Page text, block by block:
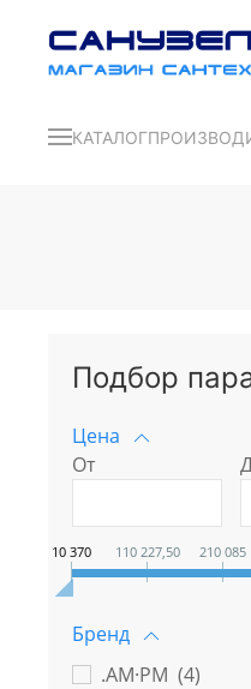
КАТАЛОГ
Подбор
Цена
От
10 370 110 227,50 210 085
Бренд
.AM·PM (4)